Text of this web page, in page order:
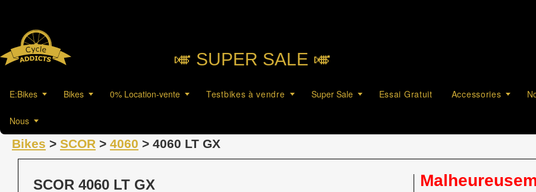
🎺︎ SUPER SALE 🎺︎
E:Bikes Bikes 0% Location-vente Testbikes à vendre Super Sale Essai Gratuit Accessories
Nous
Bikes > SCOR > 4060 > 4060 LT GX
SCOR 4060 LT GX